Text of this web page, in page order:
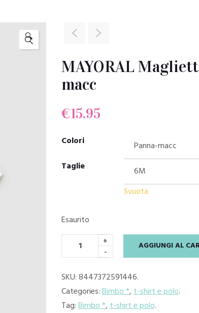
🔍
MAYORAL
macc
€15.95
Colori
Taglie
Svuota
Esaurito
+
-
AGGIUNGI AL
SKU:8447372591446.
Categories:Bimbo *,t-shirt e polo.
Tag:Bimbo *,t-shirt e polo.